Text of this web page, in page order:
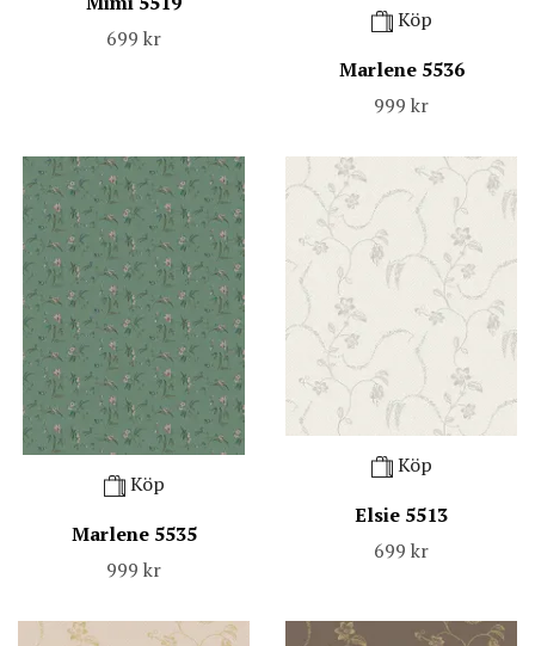
699 kr
Köp
Marlene 5536
999 kr
Köp
Marlene 5535
999 kr
Köp
Elsie 5513
699 kr